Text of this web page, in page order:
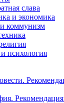
слава
и экономика
коммунизм
психология
Рекомендация